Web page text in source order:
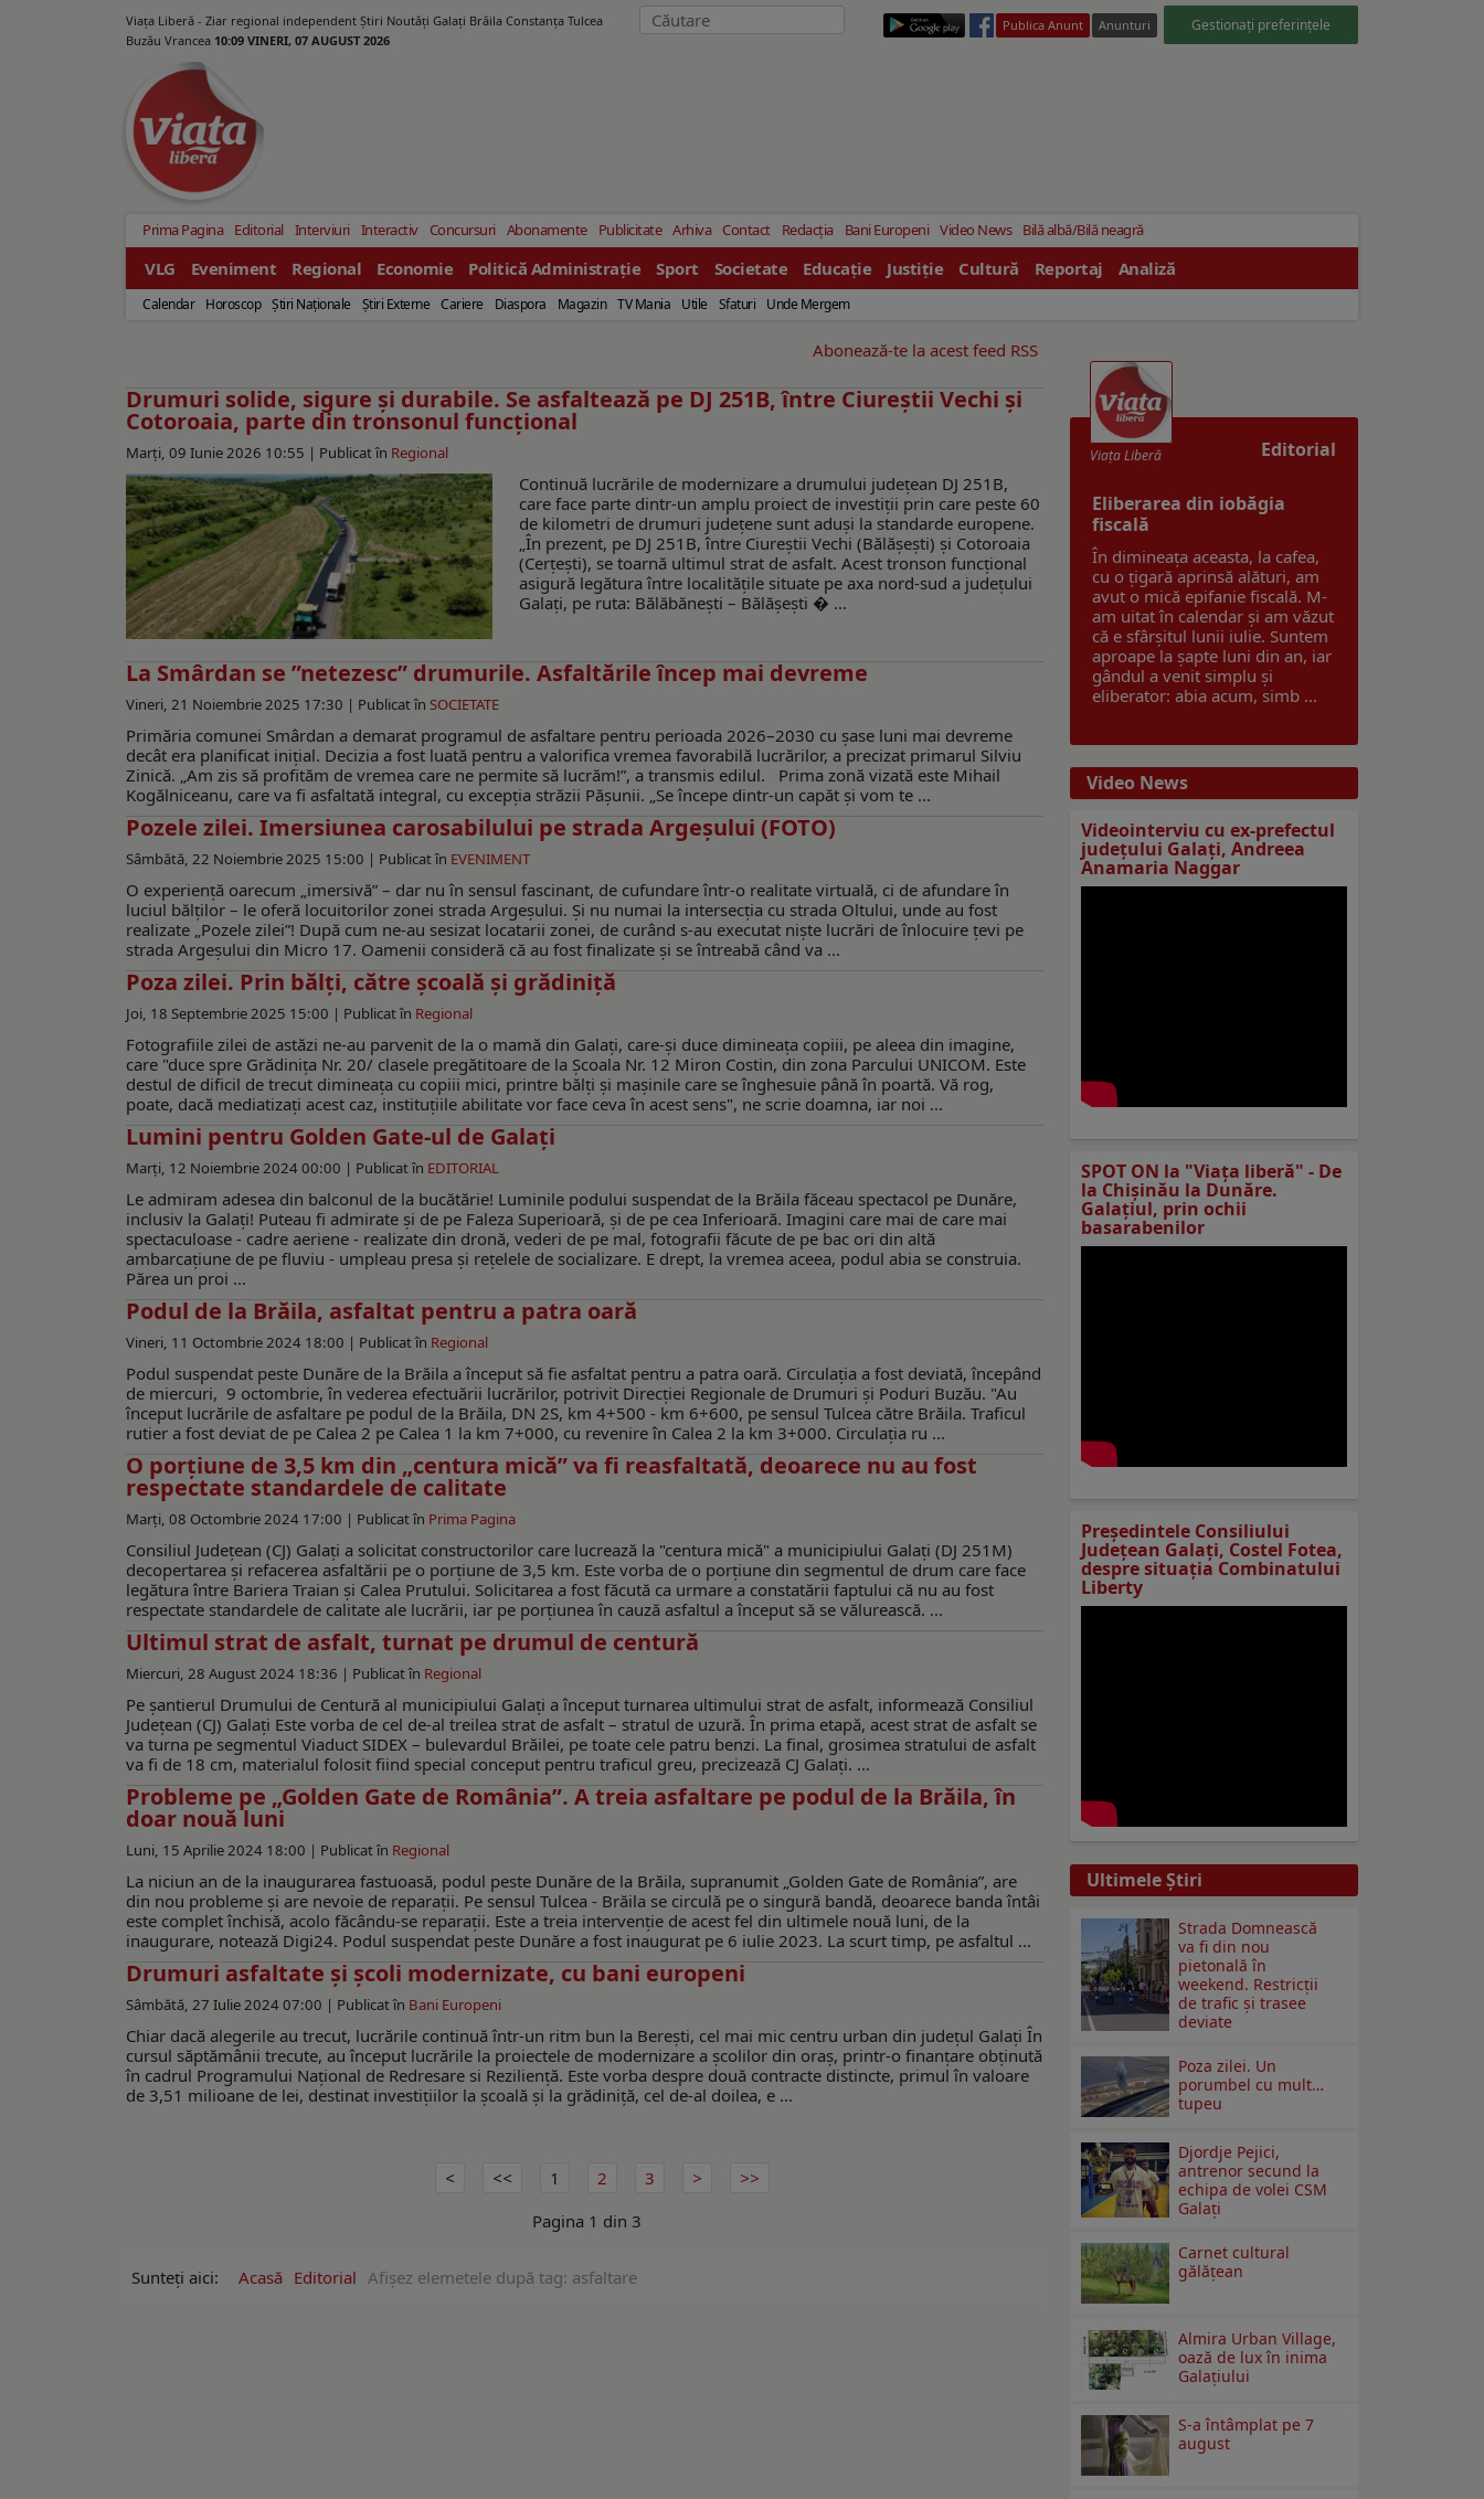
Viața Liberă - Ziar regional independent Știri Noutăți Galaţi Brăila Constanţa Tulcea
Buzău Vrancea 10:09 VINERI, 07 AUGUST 2026
Publica Anunt Anunturi Gestionați preferințele
Prima Pagina Editorial Interviuri Interactiv Concursuri Abonamente Publicitate Arhiva Contact Redacția Bani Europeni Video News Bilă albă/Bilă neagră
VLG Eveniment Regional Economie Politică Administrație Sport Societate Educație Justiție Cultură Reportaj Analiză
Calendar Horoscop Ştiri Naţionale Ştiri Externe Cariere Diaspora Magazin TV Mania Utile Sfaturi Unde Mergem
Abonează-te la acest feed RSS
Drumuri solide, sigure și durabile. Se asfaltează pe DJ 251B, între Ciureștii Vechi și
Cotoroaia, parte din tronsonul funcțional
Marți, 09 Iunie 2026 10:55 | Publicat în Regional
Continuă lucrările de modernizare a drumului județean DJ 251B,
care face parte dintr-un amplu proiect de investiții prin care peste 60
de kilometri de drumuri județene sunt aduși la standarde europene.
„În prezent, pe DJ 251B, între Ciureștii Vechi (Bălășești) și Cotoroaia
(Cerțești), se toarnă ultimul strat de asfalt. Acest tronson funcțional
asigură legătura între localitățile situate pe axa nord-sud a județului
Galați, pe ruta: Bălăbănești – Bălășești � ...
La Smârdan se ”netezesc” drumurile. Asfaltările încep mai devreme
Vineri, 21 Noiembrie 2025 17:30 | Publicat în SOCIETATE
Primăria comunei Smârdan a demarat programul de asfaltare pentru perioada 2026–2030 cu șase luni mai devreme
decât era planificat inițial. Decizia a fost luată pentru a valorifica vremea favorabilă lucrărilor, a precizat primarul Silviu
Zinică. „Am zis să profităm de vremea care ne permite să lucrăm!”, a transmis edilul. Prima zonă vizată este Mihail
Kogălniceanu, care va fi asfaltată integral, cu excepția străzii Pășunii. „Se începe dintr-un capăt și vom te ...
Pozele zilei. Imersiunea carosabilului pe strada Argeșului (FOTO)
Sâmbătă, 22 Noiembrie 2025 15:00 | Publicat în EVENIMENT
O experiență oarecum „imersivă” – dar nu în sensul fascinant, de cufundare într-o realitate virtuală, ci de afundare în
luciul bălților – le oferă locuitorilor zonei strada Argeșului. Și nu numai la intersecția cu strada Oltului, unde au fost
realizate „Pozele zilei”! După cum ne-au sesizat locatarii zonei, de curând s-au executat niște lucrări de înlocuire țevi pe
strada Argeșului din Micro 17. Oamenii consideră că au fost finalizate și se întreabă când va ...
Poza zilei. Prin bălţi, către şcoală şi grădiniţă
Joi, 18 Septembrie 2025 15:00 | Publicat în Regional
Fotografiile zilei de astăzi ne-au parvenit de la o mamă din Galaţi, care-şi duce dimineaţa copiii, pe aleea din imagine,
care "duce spre Grădinița Nr. 20/ clasele pregătitoare de la Şcoala Nr. 12 Miron Costin, din zona Parcului UNICOM. Este
destul de dificil de trecut dimineața cu copiii mici, printre bălți și mașinile care se înghesuie până în poartă. Vă rog,
poate, dacă mediatizați acest caz, instituțiile abilitate vor face ceva în acest sens", ne scrie doamna, iar noi ...
Lumini pentru Golden Gate-ul de Galaţi
Marți, 12 Noiembrie 2024 00:00 | Publicat în EDITORIAL
Le admiram adesea din balconul de la bucătărie! Luminile podului suspendat de la Brăila făceau spectacol pe Dunăre,
inclusiv la Galați! Puteau fi admirate și de pe Faleza Superioară, și de pe cea Inferioară. Imagini care mai de care mai
spectaculoase - cadre aeriene - realizate din dronă, vederi de pe mal, fotografii făcute de pe bac ori din altă
ambarcațiune de pe fluviu - umpleau presa și rețelele de socializare. E drept, la vremea aceea, podul abia se construia.
Părea un proi ...
Podul de la Brăila, asfaltat pentru a patra oară
Vineri, 11 Octombrie 2024 18:00 | Publicat în Regional
Podul suspendat peste Dunăre de la Brăila a început să fie asfaltat pentru a patra oară. Circulaţia a fost deviată, începând
de miercuri, 9 octombrie, în vederea efectuării lucrărilor, potrivit Direcţiei Regionale de Drumuri şi Poduri Buzău. "Au
început lucrările de asfaltare pe podul de la Brăila, DN 2S, km 4+500 - km 6+600, pe sensul Tulcea către Brăila. Traficul
rutier a fost deviat de pe Calea 2 pe Calea 1 la km 7+000, cu revenire în Calea 2 la km 3+000. Circulaţia ru ...
O porțiune de 3,5 km din „centura mică” va fi reasfaltată, deoarece nu au fost
respectate standardele de calitate
Marți, 08 Octombrie 2024 17:00 | Publicat în Prima Pagina
Consiliul Județean (CJ) Galați a solicitat constructorilor care lucrează la "centura mică" a municipiului Galați (DJ 251M)
decopertarea și refacerea asfaltării pe o porțiune de 3,5 km. Este vorba de o porțiune din segmentul de drum care face
legătura între Bariera Traian și Calea Prutului. Solicitarea a fost făcută ca urmare a constatării faptului că nu au fost
respectate standardele de calitate ale lucrării, iar pe porțiunea în cauză asfaltul a început să se vălurească. ...
Ultimul strat de asfalt, turnat pe drumul de centură
Miercuri, 28 August 2024 18:36 | Publicat în Regional
Pe șantierul Drumului de Centură al municipiului Galați a început turnarea ultimului strat de asfalt, informează Consiliul
Județean (CJ) Galați Este vorba de cel de-al treilea strat de asfalt – stratul de uzură. În prima etapă, acest strat de asfalt se
va turna pe segmentul Viaduct SIDEX – bulevardul Brăilei, pe toate cele patru benzi. La final, grosimea stratului de asfalt
va fi de 18 cm, materialul folosit fiind special conceput pentru traficul greu, precizează CJ Galați. ...
Probleme pe „Golden Gate de România”. A treia asfaltare pe podul de la Brăila, în
doar nouă luni
Luni, 15 Aprilie 2024 18:00 | Publicat în Regional
La niciun an de la inaugurarea fastuoasă, podul peste Dunăre de la Brăila, supranumit „Golden Gate de România”, are
din nou probleme și are nevoie de reparații. Pe sensul Tulcea - Brăila se circulă pe o singură bandă, deoarece banda întâi
este complet închisă, acolo făcându-se reparații. Este a treia intervenție de acest fel din ultimele nouă luni, de la
inaugurare, notează Digi24. Podul suspendat peste Dunăre a fost inaugurat pe 6 iulie 2023. La scurt timp, pe asfaltul ...
Drumuri asfaltate și şcoli modernizate, cu bani europeni
Sâmbătă, 27 Iulie 2024 07:00 | Publicat în Bani Europeni
Chiar dacă alegerile au trecut, lucrările continuă într-un ritm bun la Berești, cel mai mic centru urban din județul Galați În
cursul săptămânii trecute, au început lucrările la proiectele de modernizare a școlilor din oraș, printr-o finanțare obținută
în cadrul Programului Național de Redresare si Reziliență. Este vorba despre două contracte distincte, primul în valoare
de 3,51 milioane de lei, destinat investițiilor la școală și la grădiniță, cel de-al doilea, e ...
1 2
3
Pagina 1 din 3
Sunteți aici: Acasă Editorial Afişez elemetele după tag: asfaltare
Editorial
Viaţa Liberă
Eliberarea din iobăgia
fiscală
În dimineața aceasta, la cafea,
cu o țigară aprinsă alături, am
avut o mică epifanie fiscală. M-
am uitat în calendar și am văzut
că e sfârșitul lunii iulie. Suntem
aproape la șapte luni din an, iar
gândul a venit simplu și
eliberator: abia acum, simb ...
Video News
Videointerviu cu ex-prefectul
judeţului Galaţi, Andreea
Anamaria Naggar
SPOT ON la "Viaţa liberă" - De
la Chișinău la Dunăre.
Galațiul, prin ochii
basarabenilor
Preşedintele Consiliului
Judeţean Galaţi, Costel Fotea,
despre situaţia Combinatului
Liberty
Ultimele Ştiri
Strada Domnească
va fi din nou
pietonală în
weekend. Restricţii
de trafic şi trasee
deviate
Poza zilei. Un
porumbel cu mult…
tupeu
Djordje Pejici,
antrenor secund la
echipa de volei CSM
Galați
Carnet cultural
gălăţean
Almira Urban Village,
oază de lux în inima
Galațiului
S-a întâmplat pe 7
august